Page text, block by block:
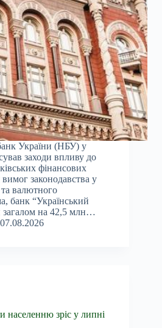
України (НБУ) у
заходи впливу до
фінансових
законодавства у
валютного
банк “Український
загалом на 42,5 млн…
07.08.2026
зріс у липні